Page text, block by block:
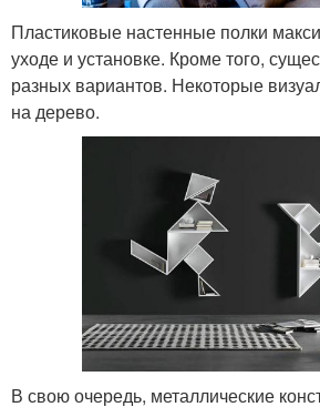
Пластиковые настенные полки
уходе и установке. Кроме того,
разных вариантов. Некоторые
на дерево.
В свою очередь, металлические